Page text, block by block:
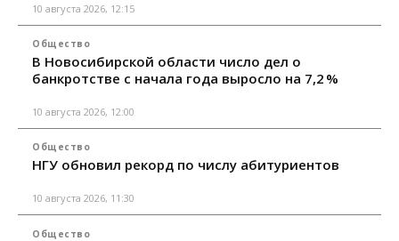
10 августа 2026, 12:15
Общество
В Новосибирской области число дел о
банкротстве с начала года выросло на 7,2 %
10 августа 2026, 12:00
Общество
НГУ обновил рекорд по числу абитуриентов
10 августа 2026, 11:30
Общество